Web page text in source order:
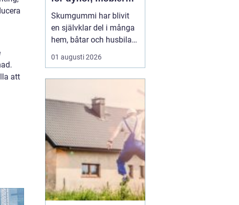
att
och
speciallösningar
Skumgummi har blivit
en självklar del i många
hem, båtar och husbilar
runt om i landet. I
Göteborg är intresset
båtkulturen och det
växande intresset för att
klä om och förlänga livet
på befintliga möbler.
När...
01 augusti 2026